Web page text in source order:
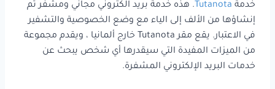
خدمة Tutanota . هذه خدمة بريد الكتروني مجاني ومشفر تم
إنشاؤها من الألف إلى الياء مع وضع الخصوصية والتشفير
في الاعتبار. يقع مقر Tutanota خارج ألمانيا ، ويقدم مجموعة
من الميزات المفيدة التي سيقدرها أي شخص يبحث عن
خدمات البريد الإلكتروني المشفرة.